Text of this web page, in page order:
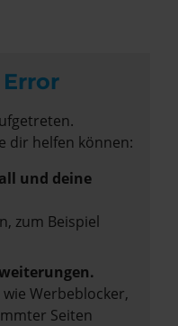
dir helfen können:
und deine
zum Beispiel
Werbeblocker,
Seiten